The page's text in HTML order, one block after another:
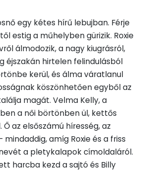
egy kétes hírű lebujban. Férje
estig a műhelyben gürizik. Roxie
álmodozik, a nagy kiugrásról,
éjszakán hirtelen felindulásból
kerül, és álma váratlanul
köszönhetően egyből az
magát. Velma Kelly, a
a női börtönben ül, kettős
az elsőszámú híresség, az
amíg Roxie és a friss
a pletykalapok címoldaláról.
harcba kezd a sajtó és Billy